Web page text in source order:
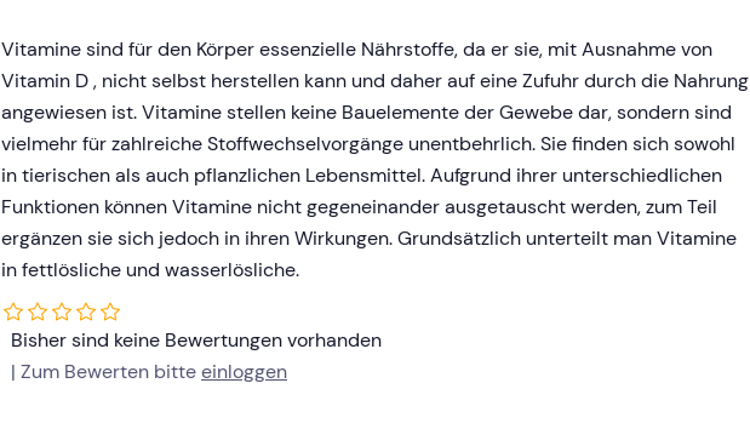
Vitamine sind für den Körper essenzielle Nährstoffe, da er sie, mit Ausnahme von
Vitamin D , nicht selbst herstellen kann und daher auf eine Zufuhr durch die Nahrung
angewiesen ist. Vitamine stellen keine Bauelemente der Gewebe dar, sondern sind
vielmehr für zahlreiche Stoffwechselvorgänge unentbehrlich. Sie finden sich sowohl
in tierischen als auch pflanzlichen Lebensmittel. Aufgrund ihrer unterschiedlichen
Funktionen können Vitamine nicht gegeneinander ausgetauscht werden, zum Teil
ergänzen sie sich jedoch in ihren Wirkungen. Grundsätzlich unterteilt man Vitamine
in fettlösliche und wasserlösliche.
Bisher sind keine Bewertungen vorhanden
| Zum Bewerten bitteeinloggen